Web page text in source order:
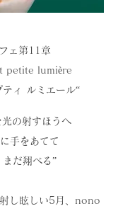
ェ第11章
petite lumière
ティ ルミエール“
の射すほうへ
手をあてて
まだ翔べる”
し眩しい5月、nono